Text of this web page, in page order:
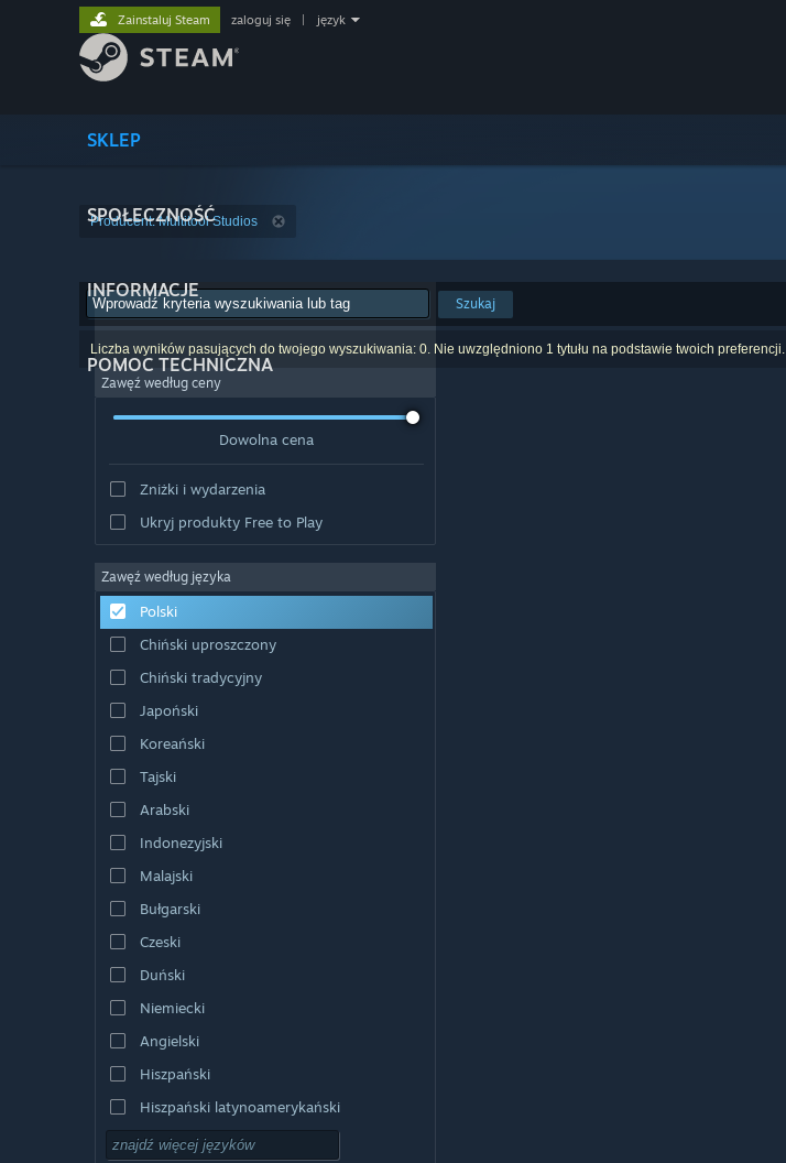
SKLEP
SPOŁECZNOŚĆ
INFORMACJE
POMOC TECHNICZNA
Zainstaluj Steam zaloguj się język
Producent: Multitool Studios
Szukaj
Liczba wyników pasujących do twojego wyszukiwania: 0. Nie uwzględniono 1 tytułu na podstawie twoich preferencji.
Zawęź według ceny
Dowolna cena
Zniżki i wydarzenia
Ukryj produkty Free to Play
Zawęź według języka
Polski
Chiński uproszczony
Chiński tradycyjny
Japoński
Koreański
Tajski
Arabski
Indonezyjski
Malajski
Bułgarski
Czeski
Duński
Niemiecki
Angielski
Hiszpański
Hiszpański latynoamerykański